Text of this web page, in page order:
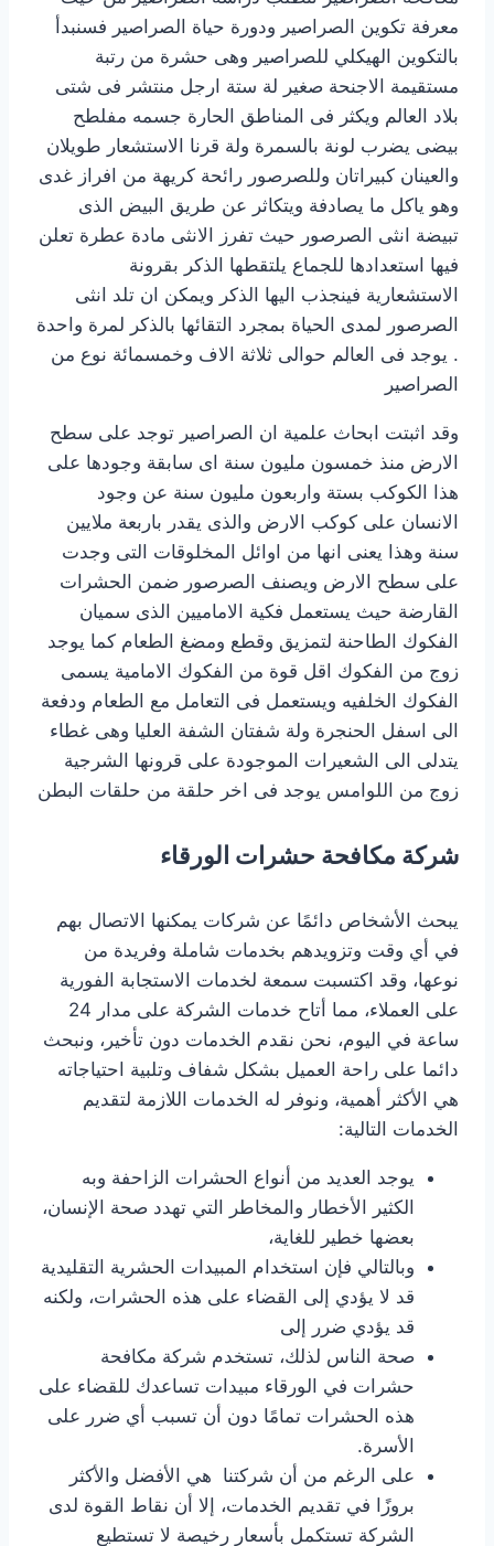
معرفة تكوين الصراصير ودورة حياة الصراصير فسنبدأ
بالتكوين الهيكلي للصراصير وهى حشرة من رتبة
مستقيمة الاجنحة صغير لة ستة ارجل منتشر فى شتى
بلاد العالم ويكثر فى المناطق الحارة جسمه مفلطح
بيضى يضرب لونة بالسمرة ولة قرنا الاستشعار طويلان
والعينان كبيراتان وللصرصور رائحة كريهة من افراز غدى
وهو ياكل ما يصادفة ويتكاثر عن طريق البيض الذى
تبيضة انثى الصرصور حيث تفرز الانثى مادة عطرة تعلن
فيها استعدادها للجماع يلتقطها الذكر بقرونة
الاستشعارية فينجذب اليها الذكر ويمكن ان تلد انثى
الصرصور لمدى الحياة بمجرد التقائها بالذكر لمرة واحدة
. يوجد فى العالم حوالى ثلاثة الاف وخمسمائة نوع من
الصراصير
وقد اثبتت ابحاث علمية ان الصراصير توجد على سطح
الارض منذ خمسون مليون سنة اى سابقة وجودها على
هذا الكوكب بستة واربعون مليون سنة عن وجود
الانسان على كوكب الارض والذى يقدر باربعة ملايين
سنة وهذا يعنى انها من اوائل المخلوقات التى وجدت
على سطح الارض ويصنف الصرصور ضمن الحشرات
القارضة حيث يستعمل فكية الاماميين الذى سميان
الفكوك الطاحنة لتمزيق وقطع ومضغ الطعام كما يوجد
زوج من الفكوك اقل قوة من الفكوك الامامية يسمى
الفكوك الخلفيه ويستعمل فى التعامل مع الطعام ودفعة
الى اسفل الحنجرة ولة شفتان الشفة العليا وهى غطاء
يتدلى الى الشعيرات الموجودة على قرونها الشرجية
زوج من اللوامس يوجد فى اخر حلقة من حلقات البطن
شركة مكافحة حشرات الورقاء
يبحث الأشخاص دائمًا عن شركات يمكنها الاتصال بهم
في أي وقت وتزويدهم بخدمات شاملة وفريدة من
نوعها، وقد اكتسبت سمعة لخدمات الاستجابة الفورية
على العملاء، مما أتاح خدمات الشركة على مدار 24
ساعة في اليوم، نحن نقدم الخدمات دون تأخير، ونبحث
دائما على راحة العميل بشكل شفاف وتلبية احتياجاته
هي الأكثر أهمية، ونوفر له الخدمات اللازمة لتقديم
الخدمات التالية:
يوجد العديد من أنواع الحشرات الزاحفة وبه
الكثير الأخطار والمخاطر التي تهدد صحة الإنسان،
بعضها خطير للغاية،
وبالتالي فإن استخدام المبيدات الحشرية التقليدية
قد لا يؤدي إلى القضاء على هذه الحشرات، ولكنه
قد يؤدي ضرر إلى
صحة الناس لذلك، تستخدم شركة مكافحة
حشرات في الورقاء مبيدات تساعدك للقضاء على
هذه الحشرات تمامًا دون أن تسبب أي ضرر على
الأسرة.
على الرغم من أن شركتنا هي الأفضل والأكثر
بروزًا في تقديم الخدمات، إلا أن نقاط القوة لدى
الشركة تستكمل بأسعار رخيصة لا تستطيع